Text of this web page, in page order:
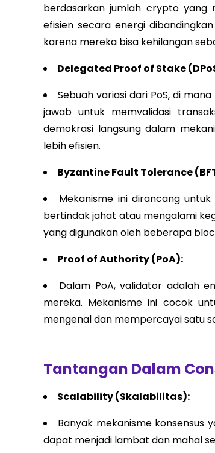
berdasarkan jumlah crypto yang
efisien secara energi
karena mereka bisa kehilangan
Delegated Proof of Stake
Sebuah variasi dari PoS, di
jawab untuk memvalidasi
demokrasi langsung dalam
lebih efisien.
Byzantine Fault Tolerance
Mekanisme ini dirancang
bertindak jahat atau mengalami
yang digunakan oleh beberapa
Proof of Authority (PoA):
Dalam PoA, validator adalah
mereka. Mekanisme ini cocok
mengenal dan mempercayai satu
Tantangan Dalam
Scalability (Skalabilitas):
Banyak mekanisme konsensus
dapat menjadi lambat dan mahal